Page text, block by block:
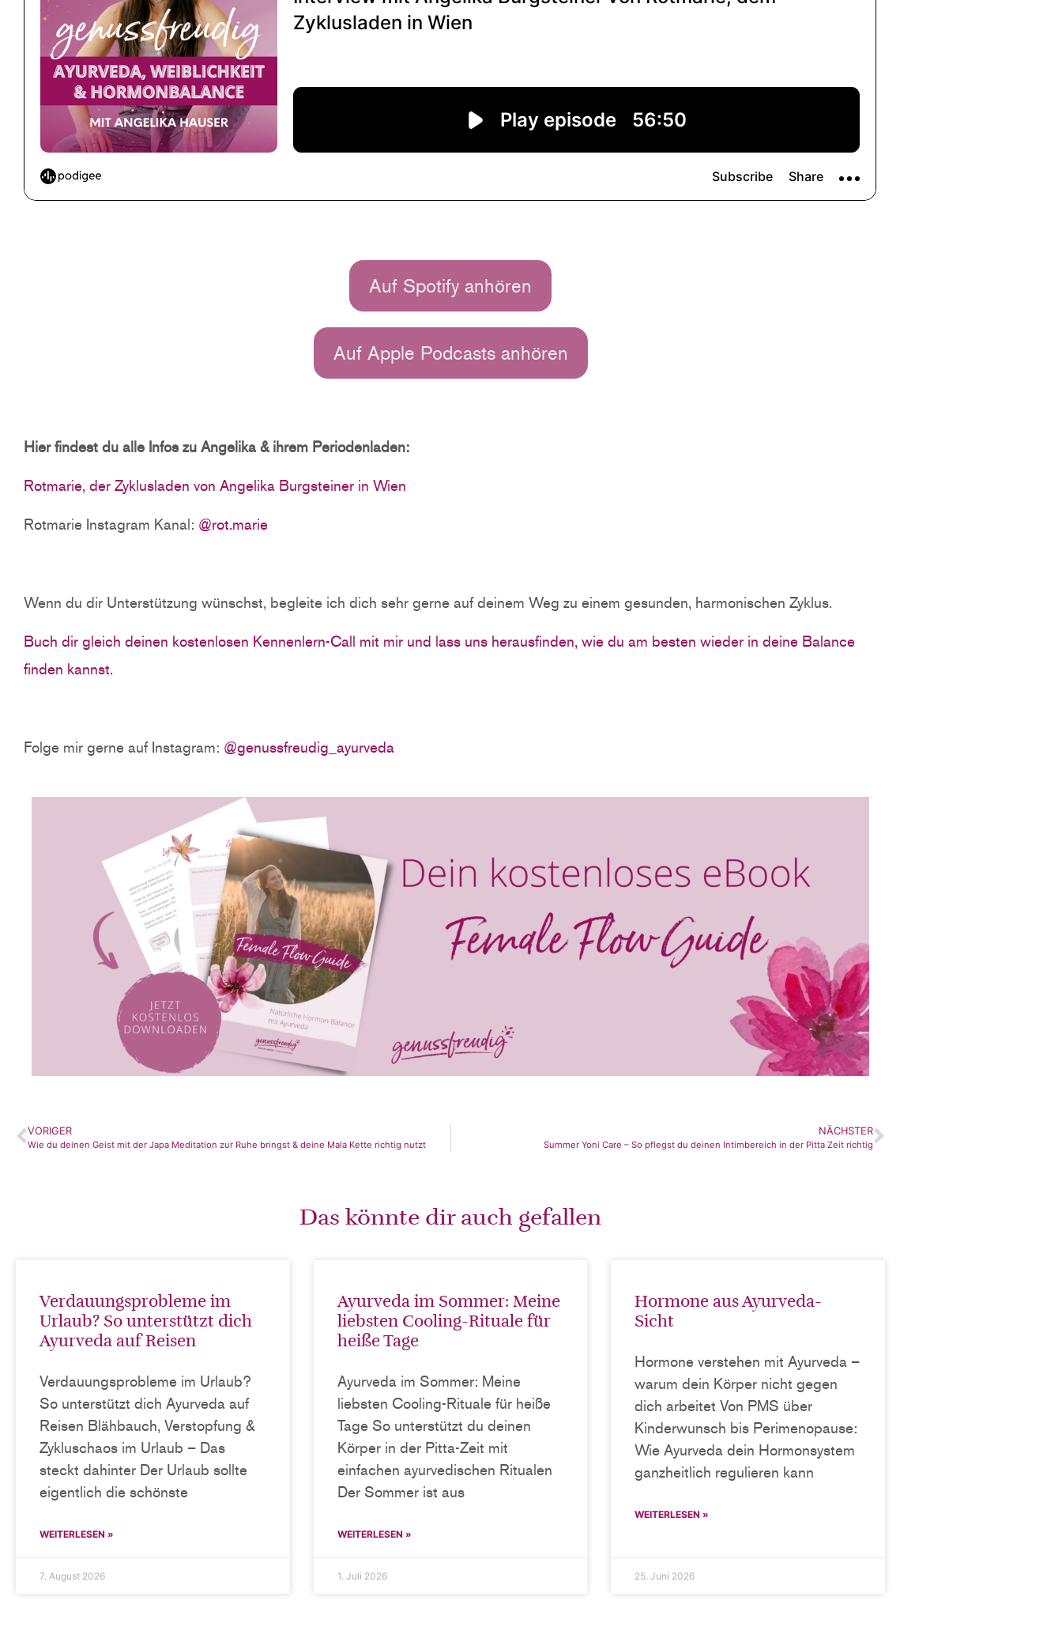
Auf Spotify anhören
Auf Apple Podcasts anhören
Hier findest du alle Infos zu Angelika & ihrem Periodenladen:
Rotmarie, der Zyklusladen von Angelika Burgsteiner in Wien
Rotmarie Instagram Kanal: @rot.marie
Wenn du dir Unterstützung wünschst, begleite ich dich sehr gerne auf deinem Weg zu einem gesunden, harmonischen Zyklus.
Buch dir gleich deinen kostenlosen Kennenlern-Call mit mir und lass uns herausfinden, wie du am besten wieder in deine Balance
finden kannst.
Folge mir gerne auf Instagram: @genussfreudig_ayurveda
VORIGER
Wie du deinen Geist mit der Japa Meditation zur Ruhe bringst & deine Mala Kette richtig nutzt
NÄCHSTER
Summer Yoni Care – So pflegst du deinen Intimbereich in der Pitta Zeit richtig
Das könnte dir auch gefallen
Verdauungsprobleme im
Urlaub? So unterstützt dich
Ayurveda auf Reisen
Verdauungsprobleme im Urlaub?
So unterstützt dich Ayurveda auf
Reisen Blähbauch, Verstopfung &
Zykluschaos im Urlaub – Das
steckt dahinter Der Urlaub sollte
eigentlich die schönste
WEITERLESEN »
7. August 2026
Ayurveda im Sommer: Meine
liebsten Cooling-Rituale für
heiße Tage
Ayurveda im Sommer: Meine
liebsten Cooling-Rituale für heiße
Tage So unterstützt du deinen
Körper in der Pitta-Zeit mit
einfachen ayurvedischen Ritualen
Der Sommer ist aus
WEITERLESEN »
1. Juli 2026
Hormone aus Ayurveda-
Sicht
Hormone verstehen mit Ayurveda –
warum dein Körper nicht gegen
dich arbeitet Von PMS über
Kinderwunsch bis Perimenopause:
Wie Ayurveda dein Hormonsystem
ganzheitlich regulieren kann
WEITERLESEN »
25. Juni 2026